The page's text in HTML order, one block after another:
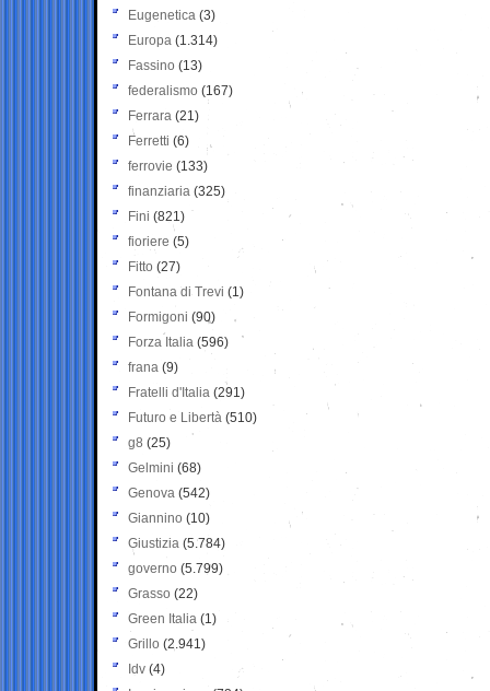
Eugenetica (3)
Europa (1.314)
Fassino (13)
federalismo (167)
Ferrara (21)
Ferretti (6)
ferrovie (133)
finanziaria (325)
Fini (821)
fioriere (5)
Fitto (27)
Fontana di Trevi (1)
Formigoni (90)
Forza Italia (596)
frana (9)
Fratelli d'Italia (291)
Futuro e Libertà (510)
g8 (25)
Gelmini (68)
Genova (542)
Giannino (10)
Giustizia (5.784)
governo (5.799)
Grasso (22)
Green Italia (1)
Grillo (2.941)
Idv (4)